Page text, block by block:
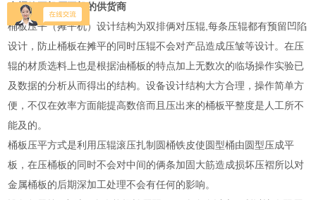
水桶效平机压平机的供货商
桶板压平（摊平机）设计结构为双排俩对压辊,每条压辊都有预留凹陷
设计，防止桶板在摊平的同时压辊不会对产品造成压皱等设计。在压
辊的材质选料上也是根据油桶板的特点加上无数次的临场操作实验已
及数据的分析从而得出的结构。设备设计结构大方合理，操作简单方
便，不仅在效率方面能提高数倍而且压出来的桶板平整度是人工所不
能及的。
桶板压平方式是利用压辊滚压扎制圆桶铁皮使圆型桶由圆型压成平
板，在压桶板的同时不会对中间的俩条加固大筋造成损坏压褶所以对
金属桶板的后期深加工处理不会有任何的影响。